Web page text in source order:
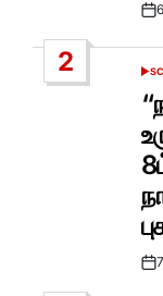
Post
2
IN
Post